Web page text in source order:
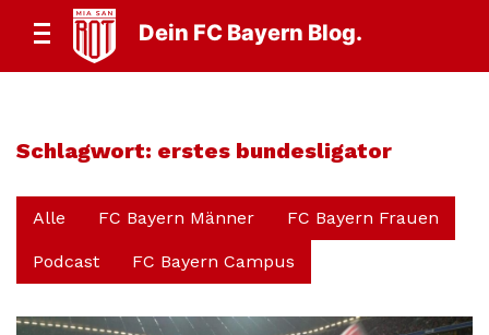
Dein FC Bayern Blog.
Schlagwort: erstes bundesligator
Alle FC Bayern Männer FC Bayern Frauen
Podcast FC Bayern Campus